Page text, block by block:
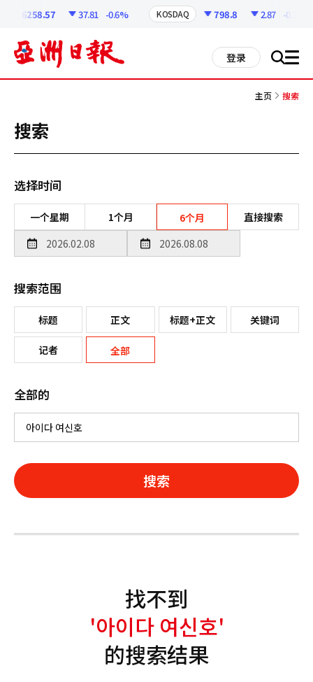
6258.57 37.81 -0.6% KOSDAQ 798.8 2.87 -0.36%
登录 搜 all
主页 搜索
搜索
选择时间
一个星期 1个月 6个月 直接搜索
搜索范围
标题 正文 标题+正文 关键词
记者 全部
全部的
搜索
找不到
'아이다 여신호'
的搜索结果